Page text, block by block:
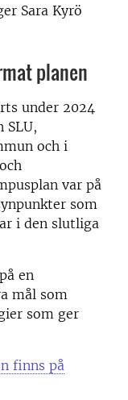
Sara Kyrö
planen
under 2024
SLU,
och i
var på
som
i den slutliga
en
mål som
som ger
finns på